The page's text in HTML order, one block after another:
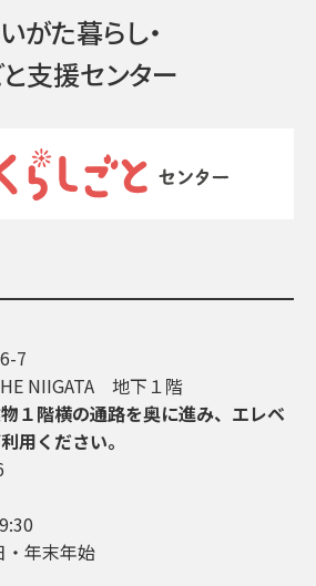
がた暮らし・
と支援センター
7
NIIGATA 地下１階
１階横の通路を奥に進み、エレベ
用ください。
年末年始